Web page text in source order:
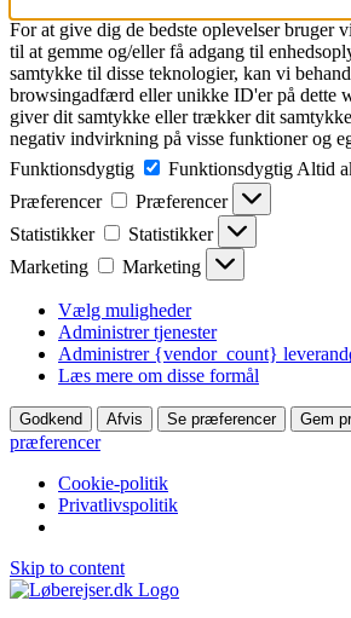
For at give dig de bedste oplevelser bruger
til at gemme og/eller få adgang til
samtykke til disse teknologier, kan vi
browsingadfærd eller unikke ID'er på dette
giver dit samtykke eller trækker dit
negativ indvirkning på visse funktioner og
Funktionsdygtig
Funktionsdygtig Altid
Præferencer
Præferencer
Statistikker
Statistikker
Marketing
Marketing
Vælg muligheder
Administrer tjenester
Administrer {vendor_count}
Læs mere om disse formål
Godkend Afvis Se præferencer Gem
præferencer
Cookie-politik
Privatlivspolitik
Skip to content